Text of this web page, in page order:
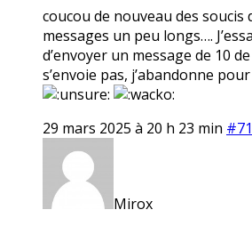
coucou de nouveau des soucis
messages un peu longs….
d’envoyer un message de 10
s’envoie pas, j’abandonne
29 mars 2025 à 20 h 23 min
Mirox